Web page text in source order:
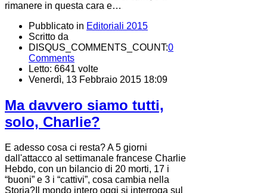
rimanere in questa cara e…
Pubblicato in Editoriali 2015
Scritto da
DISQUS_COMMENTS_COUNT:0
Comments
Letto: 6641 volte
Venerdì, 13 Febbraio 2015 18:09
Ma davvero siamo tutti,
solo, Charlie?
E adesso cosa ci resta? A 5 giorni
dall'attacco al settimanale francese Charlie
Hebdo, con un bilancio di 20 morti, 17 i
“buoni” e 3 i “cattivi”, cosa cambia nella
Storia?Il mondo intero oggi si interroga sul